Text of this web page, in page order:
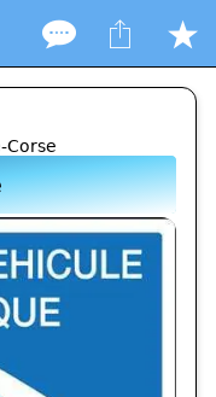
Corse